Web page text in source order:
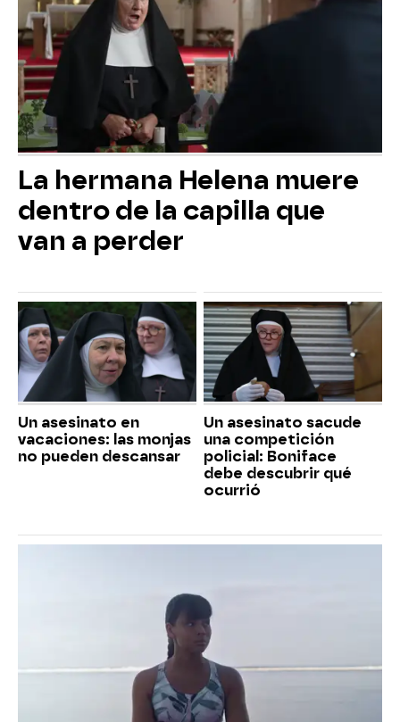
La hermana Helena muere
dentro de la capilla que
van a perder
Un asesinato en
vacaciones: las monjas
no pueden descansar
Un asesinato sacude
una competición
policial: Boniface
debe descubrir qué
ocurrió